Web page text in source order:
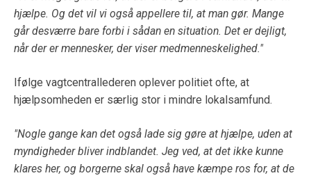
hjælpe. Og det vil vi også appellere til, at man gør. Mange
går desværre bare forbi i sådan en situation. Det er dejligt,
når der er mennesker, der viser medmenneskelighed."
Ifølge vagtcentrallederen oplever politiet ofte, at
hjælpsomheden er særlig stor i mindre lokalsamfund.
"Nogle gange kan det også lade sig gøre at hjælpe, uden at
myndigheder bliver indblandet. Jeg ved, at det ikke kunne
klares her, og borgerne skal også have kæmpe ros for, at de